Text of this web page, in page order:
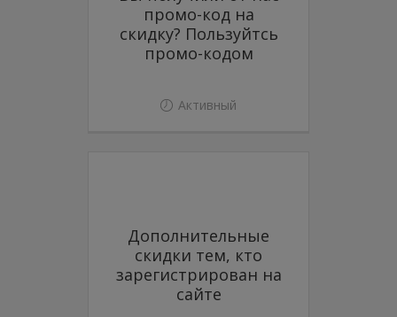
промо-код на
скидку? Пользуйтсь
промо-кодом
Активный
Дополнительные
скидки тем, кто
зарегистрирован на
сайте